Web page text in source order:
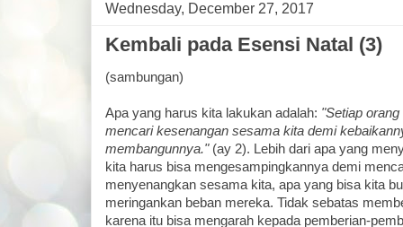
Wednesday, December 27, 2017
Kembali pada Esensi Natal (3)
(sambungan)
Apa yang harus kita lakukan adalah: "Setiap
mencari kesenangan sesama kita demi
membangunnya."(ay 2). Lebih dari apa yang
kita harus bisa mengesampingkannya demi
menyenangkan sesama kita, apa yang bisa kita
meringankan beban mereka. Tidak sebatas
karena itu bisa mengarah kepada pemberian-